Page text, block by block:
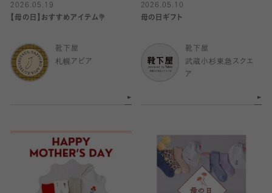
2026.05.19
【母の日】おすすめアイテム💐
靴下屋
札幌アピア
2026.05.10
母の日ギフト
靴下屋
武蔵小杉東急スクエ
ア